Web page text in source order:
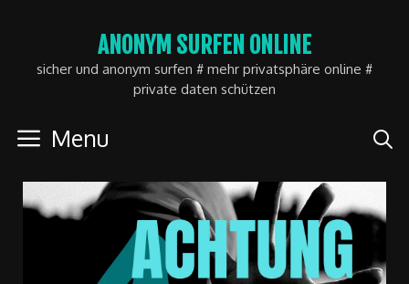
content
ANONYM SURFEN ONLINE
sicher und anonym surfen # mehr privatsphäre online #
private daten schützen
Menu